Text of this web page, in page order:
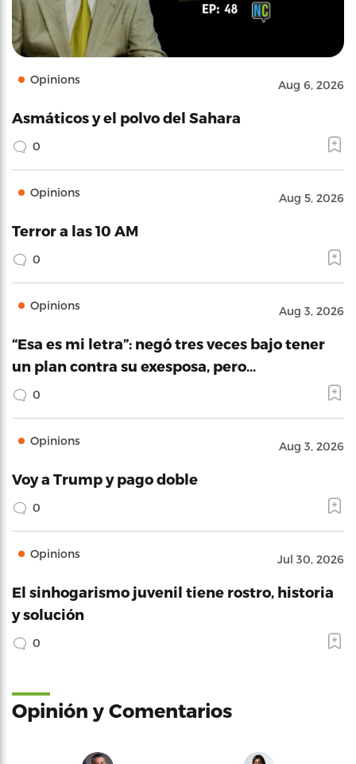
Opinions Aug 6, 2026
Asmáticos y el polvo del Sahara
0
Opinions Aug 5, 2026
Terror a las 10 AM
0
Opinions Aug 3, 2026
“Esa es mi letra”: negó tres veces bajo tener
un plan contra su exesposa, pero…
0
Opinions Aug 3, 2026
Voy a Trump y pago doble
0
Opinions Jul 30, 2026
El sinhogarismo juvenil tiene rostro, historia
y solución
0
Opinión y Comentarios